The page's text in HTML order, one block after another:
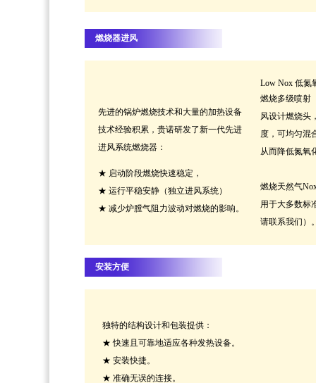
燃烧器进风
Low Nox 低氮
先进的锅炉燃烧技术和大量的加热设备
技术经验积累，贵诺研发了新一代先进
进风系统燃烧器：
★ 启动阶段燃烧快速稳定，
★ 运行平稳安静（独立进风系统）
★ 减少炉膛气阻力波动对燃烧的影响。
燃烧多级喷射
风设计燃烧头
度，可均匀混
从而降低氮氧
燃烧天然气
用于大多数标
请联系我们）
安装方便
独特的结构设计和包装提供：
★ 快速且可靠地适应各种发热设备。
★ 安装快捷。
★ 准确无误的连接。